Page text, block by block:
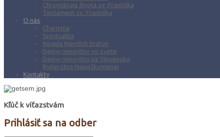
Chronológia života sv. Františka
Testament sv. Františka
O nás
Charizma
Spiritualita
Regula Menších bratov
Dejiny minoritov vo svete
Dejiny minoritov na Slovensku
Rytierstvo Nepoškvrnenej
Kontakty
Kľúč k víťazstvám
Prihlásiť sa na odber